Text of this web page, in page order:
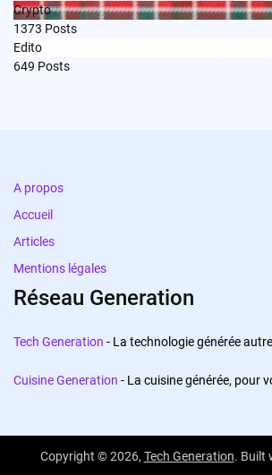
Crypto
1373 Posts
Edito
649 Posts
A propos
Accueil
Articles
Mentions légales
Réseau Generation
Tech Generation - La technologie générée
Cuisine Generation - La cuisine générée, pour
Copyright © 2026, Tech Generation. Built